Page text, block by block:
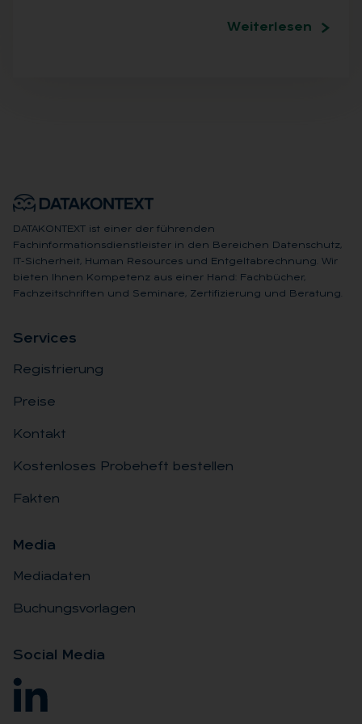
Weiterlesen
DATAKONTEXT ist einer der führenden
Fachinformationsdienstleister in den Bereichen Datenschutz,
IT-Sicherheit, Human Resources und Entgeltabrechnung. Wir
bieten Ihnen Kompetenz aus einer Hand: Fachbücher,
Fachzeitschriften und Seminare, Zertifizierung und Beratung.
Ser­vices
Registrierung
Preise
Kontakt
Kostenloses Probeheft bestellen
Fakten
Me­dia
Mediadaten
Buchungsvorlagen
So­ci­al Me­dia